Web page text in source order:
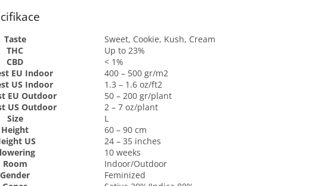
Taste
Sweet, Cookie, Kush, Cream
THC
Up to 23%
CBD
< 1%
EU Indoor
400 – 500 gr/m2
US Indoor
1.3 – 1.6 oz/ft2
EU Outdoor
50 – 200 gr/plant
US Outdoor
2 – 7 oz/plant
Size
L
Height
60 – 90 cm
US
24 – 35 inches
10 weeks
Room
Indoor/Outdoor
Gender
Feminized